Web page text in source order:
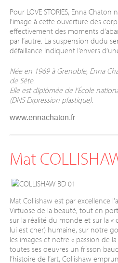
Pour LOVE STORIES, Enna
l’image à cette ouverture des
effectivement des moments
par l’autre. La suspension dudu
défaillance indiquent l’envers
Née en 1969 à Grenoble, Enna
de Sète.
Elle est diplômée de l’École
(DNS Expression plastique).
www.ennachaton.fr
Mat
Mat Collishaw est par excellence
Virtuose de la beauté, tout en
sur la réalité du monde et sur la
lui est cher) humaine, sur notre
les images et notre « passion de
toutes ses oeuvres un frisson
l’histoire de l’art, Collishaw